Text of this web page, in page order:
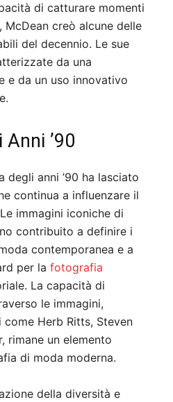
di catturare momenti
creò alcune delle
del decennio. Le sue
da una
e da un uso innovativo
Anni ’90
anni ’90 ha lasciato
continua a influenzare il
immagini iconiche di
contribuito a definire i
contemporanea e a
per la fotografia
La capacità di
le immagini,
Herb Ritts, Steven
rimane un elemento
di moda moderna.
della diversità e